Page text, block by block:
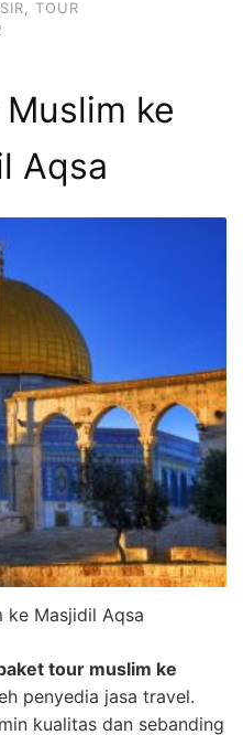
, TOUR
ke
Aqsa
ke Masjidil Aqsa
tour muslim ke
penyedia jasa travel.
kualitas dan sebanding